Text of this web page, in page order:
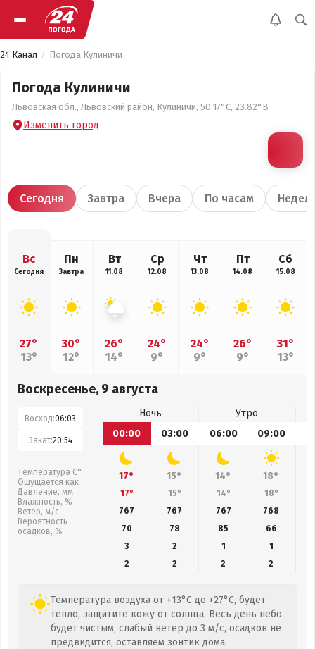
24 Канал Погода Кулиничи
Погода Кулиничи
Львовская обл., Львовский район, Кулиничи, 50.17°С, 23.82°В
Изменить город
Сегодня Завтра Вчера По часам
Вс
Сегодня
27°
13°
Пн
Завтра
30°
12°
Вт
11.08
26°
14°
Ср
12.08
24°
9°
Чт
13.08
24°
9°
Пт
14.08
26°
9°
Сб
15.08
31°
13°
Воскресенье, 9 августа
Восход:06:03
Закат:20:54
Температура С°
Ощущается как
Давление, мм
Влажность, %
Ветер, м/с
Вероятность
осадков, %
Ночь
Утро
00:00
03:00 06:00 09:00
17° 15° 14° 18°
17° 15° 14° 18°
767
767 767 768
70
78 85 66
3
2 1
1
2
2 2 2
Температура воздуха от +13°C до +27°C, будет
тепло, защитите кожу от солнца. Весь день небо
будет чистым, слабый ветер до 3 м/с, осадков не
предвидится, оставляем зонтик дома.